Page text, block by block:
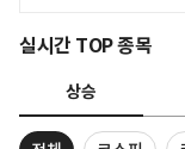
실시간 TOP 종목
상승